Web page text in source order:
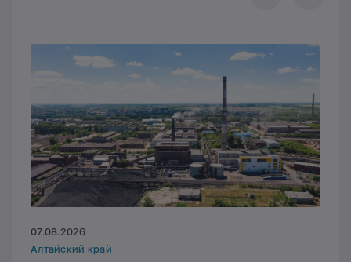
07.08.2026
Алтайский край